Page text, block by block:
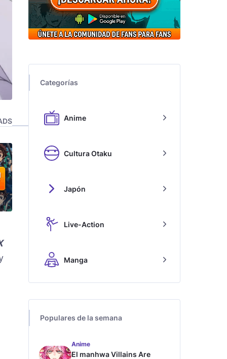
Categorías
Anime
Cultura Otaku
Japón
Live-Action
Manga
Populares de la semana
Anime
El manhwa Villains Are